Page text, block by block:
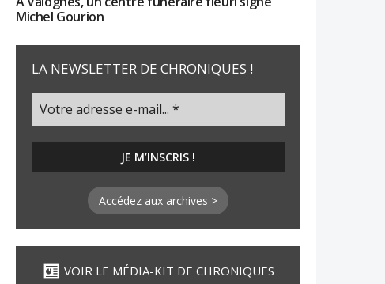
Michel Gourion
LA NEWSLETTER DE CHRONIQUES !
Accédez aux archives >
VOIR LE MÉDIA-KIT DE CHRONIQUES